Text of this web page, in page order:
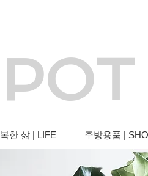
한 삶 | LIFE 주방용품 |